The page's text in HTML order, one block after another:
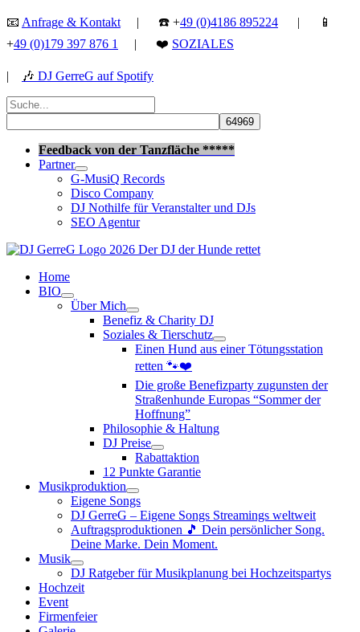
Zum
springen
📧 Anfrage & Kontakt | ☎️ +49 (0)4186 895224 | 📱
+49 (0)179 397 876 1 | ❤️ SOZIALES
| 🎶 DJ GerreG auf Spotify
Suchen
nach:
Feedback von der Tanzfläche *****
Partner
G-MusiQ Records
Disco Company
DJ Nothilfe für Veranstalter und DJs
SEO Agentur
Home
BIO
Über Mich
Benefiz & Charity DJ
Soziales & Tierschutz
Einen Hund aus einer Tötungsstation
retten 🐾❤️
Die große Benefizparty zugunsten der
Straßenhunde Europas “Sommer der
Hoffnung”
Philosophie & Haltung
DJ Preise
Rabattaktion
12 Punkte Garantie
Musikproduktion
Eigene Songs
DJ GerreG – Eigene Songs Streamings weltweit
Auftragsproduktionen 🎵 Dein persönlicher Song.
Deine Marke. Dein Moment.
Musik
DJ Ratgeber für Musikplanung bei Hochzeitspartys
Hochzeit
Event
Firmenfeier